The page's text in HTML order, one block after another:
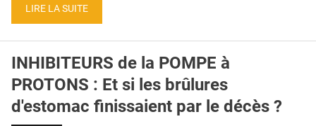
LIRE LA SUITE
INHIBITEURS de la POMPE à
PROTONS : Et si les brûlures
d'estomac finissaient par le décès ?